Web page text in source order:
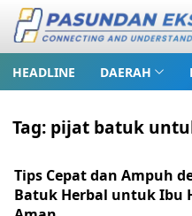
HEADLINE DAERAH
Tag: pijat batuk
Tips Cepat dan Ampuh
Batuk Herbal untuk Ibu